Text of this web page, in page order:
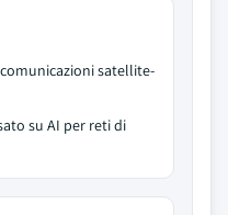
satellite-
su AI per reti di